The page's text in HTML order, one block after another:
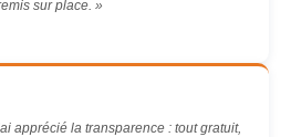
sur place. »
apprécié la transparence : tout gratuit,